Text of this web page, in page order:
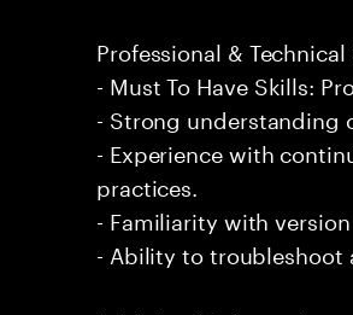
Professional & Technical
- Must To Have Skills:
- Strong understanding
- Experience with
practices.
- Familiarity with
- Ability to troubleshoot